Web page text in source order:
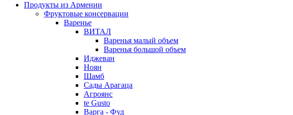
Продукты из Армении
Фруктовые консервации
Варенье
ВИТАЛ
Варенья малый объем
Варенья большой объем
Иджеван
Ноян
Шамб
Сады Арагаца
Агроянс
te Gusto
Варга - Фуд